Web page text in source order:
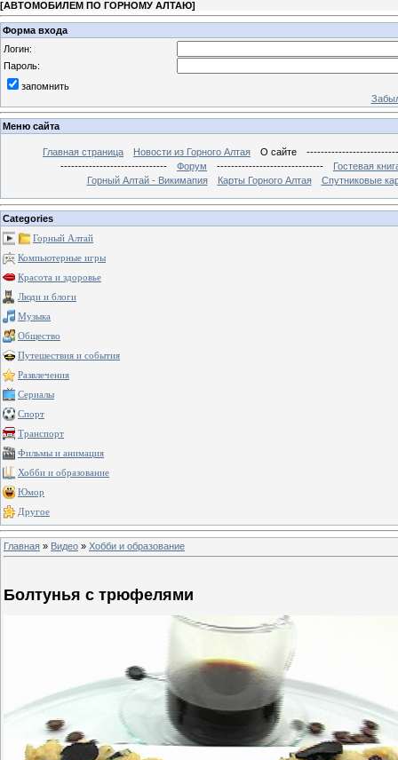
[АВТОМОБИЛЕМ ПО ГОРНОМУ АЛТАЮ]
Форма входа
Логин:
Пароль:
запомнить
Меню сайта
Главная страница Новости из Горного Алтая О сайте
------------------------------
Форум ------------------------------
Гостевая
Горный Алтай - Викимапия
Карты Горного Алтая Спутниковые
Categories
Горный Алтай
Компьютерные игры
Красота и здоровье
Люди и блоги
Музыка
Общество
Путешествия и события
Развлечения
Сериалы
Спорт
Транспорт
Фильмы и анимация
Хобби и образование
Юмор
Другое
Главная » Видео » Хобби и образование
Болтунья с трюфелями